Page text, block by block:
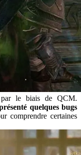
le biais de QCM.
quelques bugs
comprendre certaines